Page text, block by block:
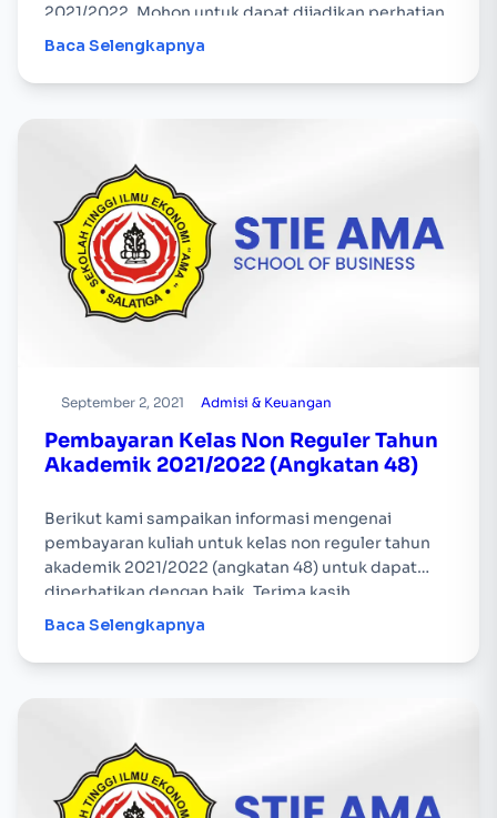
2021/2022. Mohon untuk dapat dijadikan perhatian,
terima kasih.
Baca Selengkapnya
September 2, 2021 Admisi & Keuangan
Pembayaran Kelas Non Reguler Tahun
Akademik 2021/2022 (Angkatan 48)
Berikut kami sampaikan informasi mengenai
pembayaran kuliah untuk kelas non reguler tahun
akademik 2021/2022 (angkatan 48) untuk dapat
diperhatikan dengan baik. Terima kasih
Baca Selengkapnya